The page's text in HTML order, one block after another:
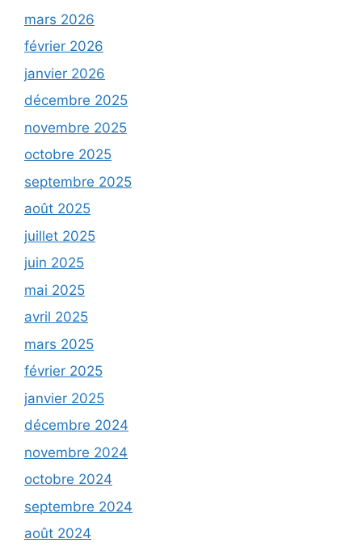
mars 2026
février 2026
janvier 2026
décembre 2025
novembre 2025
octobre 2025
septembre 2025
août 2025
juillet 2025
juin 2025
mai 2025
avril 2025
mars 2025
février 2025
janvier 2025
décembre 2024
novembre 2024
octobre 2024
septembre 2024
août 2024